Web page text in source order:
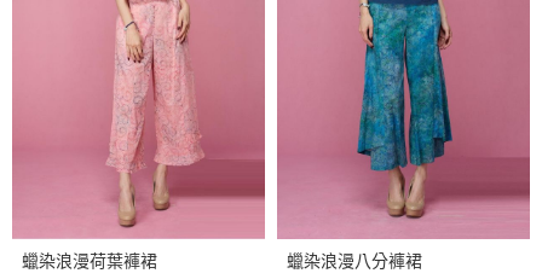
蠟染浪漫荷葉褲裙 蠟染浪漫八分褲裙